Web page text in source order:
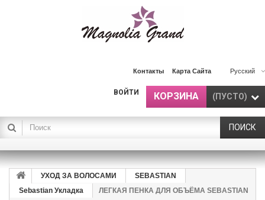
Русский
Контакты Карта Сайта
КОРЗИНА (ПУСТО)
ВОЙТИ
ПОИСК
УХОД ЗА ВОЛОСАМИ
SEBASTIAN
Sebastian Укладка
ЛЕГКАЯ ПЕНКА ДЛЯ ОБЪЁМА SEBASTIAN